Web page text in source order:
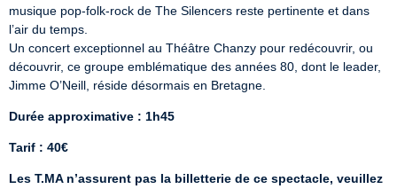
musique pop-folk-rock de The Silencers reste pertinente et dans
l’air du temps.
Un concert exceptionnel au Théâtre Chanzy pour redécouvrir, ou
découvrir, ce groupe emblématique des années 80, dont le leader,
Jimme O’Neill, réside désormais en Bretagne.
Durée approximative : 1h45
Tarif : 40€
Les T.MA n’assurent pas la billetterie de ce spectacle, veuillez